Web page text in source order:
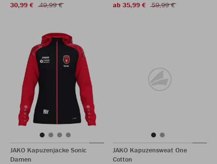
30,99 €
49,99 €
ab 35,99 €
59,99 €
JAKO Kapuzenjacke Sonic
Damen
JAKO Kapuzensweat One
Cotton